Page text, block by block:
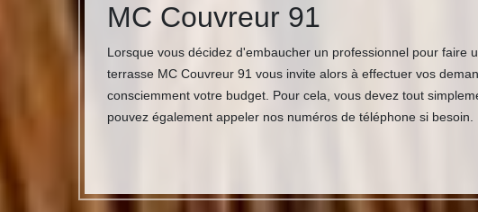
MC Couvreur 91
Lorsque vous décidez d'embaucher un professionnel pour
terrasse MC Couvreur 91 vous invite alors à effectuer vos
consciemment votre budget. Pour cela, vous devez tout
pouvez également appeler nos numéros de téléphone si